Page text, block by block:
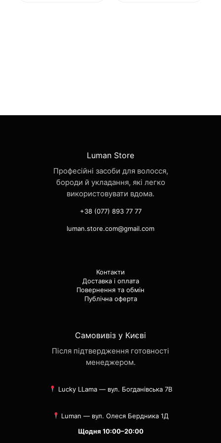
Luman Store
Професійні засоби для волосся,
бороди й укладання, які легко
використовувати вдома.
+38 (077) 893 77 77
luman.store.com@gmail.com
Контакти
Доставка і оплата
Повернення та обмін
Публічна оферта
Самовивіз у Києві
Після підтвердження готовності
менеджером.
Lucky LLama — вул. Богданівська 7В
Luman — вул. Олеся Бердника 1Д
Щодня 10:00–20:00